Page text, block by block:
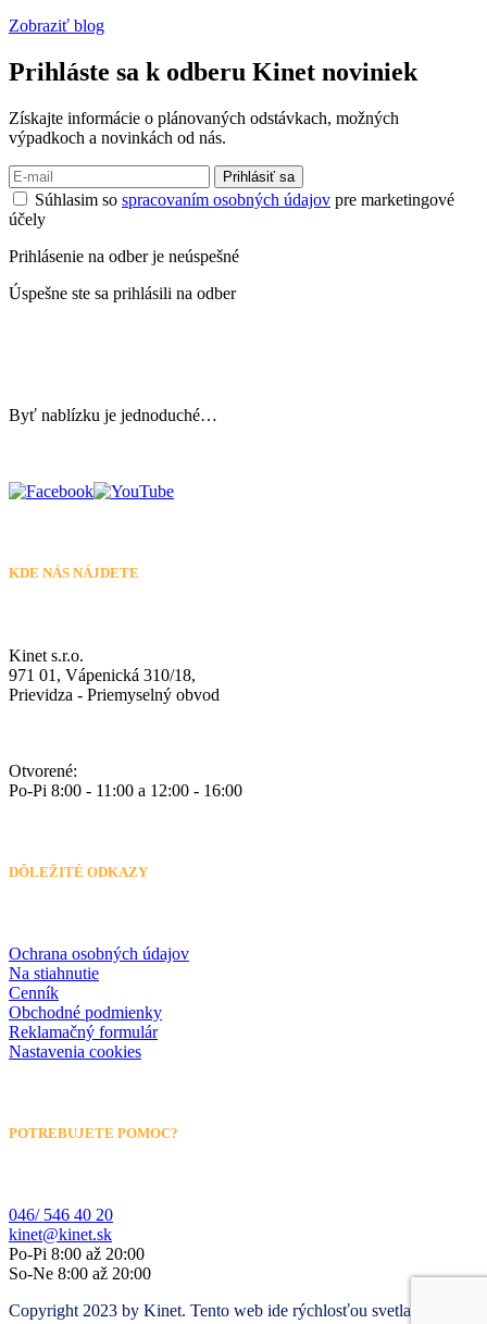
Zobraziť blog
Prihláste sa k odberu Kinet noviniek
Získajte informácie o plánovaných odstávkach, možných
výpadkoch a novinkách od nás.
Prihlásiť sa
Súhlasim so spracovaním osobných údajov pre marketingové
účely
Prihlásenie na odber je neúspešné
Úspešne ste sa prihlásili na odber
Byť nablízku je jednoduché…
KDE NÁS NÁJDETE
Kinet s.r.o.
971 01, Vápenická 310/18,
Prievidza - Priemyselný obvod
Otvorené:
Po-Pi 8:00 - 11:00 a 12:00 - 16:00
DÔLEŽITÉ ODKAZY
Ochrana osobných údajov
Na stiahnutie
Cenník
Obchodné podmienky
Reklamačný formulár
Nastavenia cookies
POTREBUJETE POMOC?
046/ 546 40 20
kinet@kinet.sk
Po-Pi 8:00 až 20:00
So-Ne 8:00 až 20:00
Copyright 2023 by Kinet. Tento web ide rýchlosťou svetla vďaka